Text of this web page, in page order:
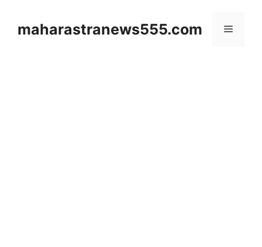
contentmaharastranews555.com Menu